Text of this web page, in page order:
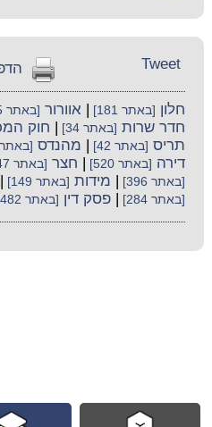
Tweet
חלון [באתר 181] |אוורור [באתר 65]
חדר שרות [באתר 34] חוק
תריס [באתר 42] מהנדס [באתר 441]
דירה [באתר 520] חצר [באתר 47]
[באתר 396] מידות [באתר 149]
[באתר 284] |פסק דין [באתר 482]